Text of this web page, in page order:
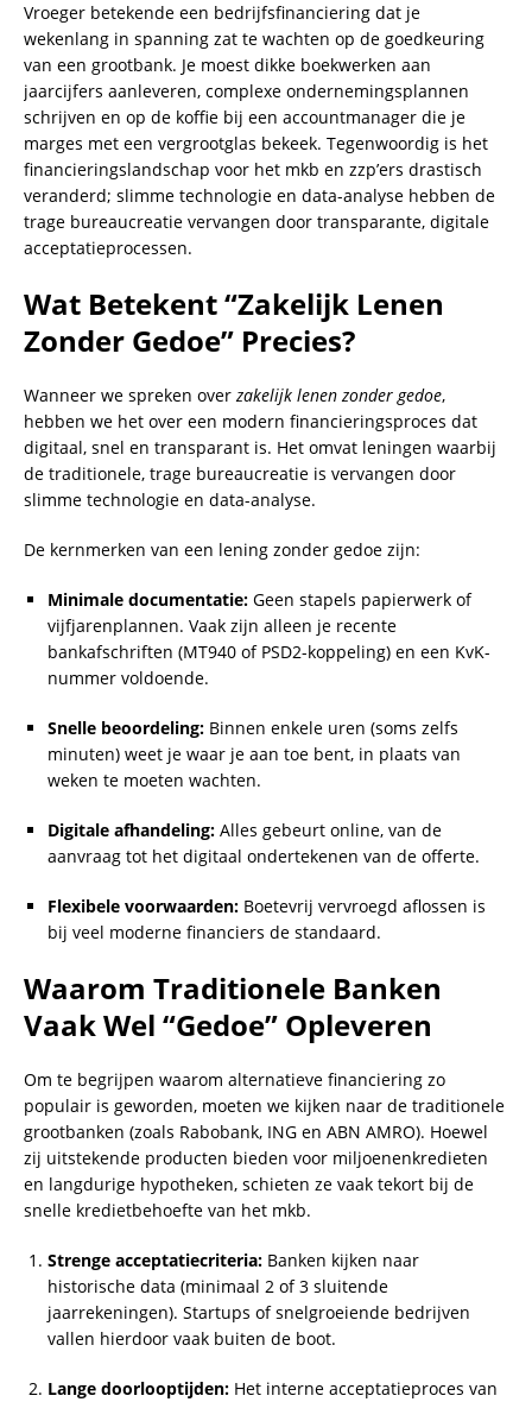
Vroeger betekende een bedrijfsfinanciering dat je
wekenlang in spanning zat te wachten op de goedkeuring
van een grootbank. Je moest dikke boekwerken aan
jaarcijfers aanleveren, complexe ondernemingsplannen
schrijven en op de koffie bij een accountmanager die je
marges met een vergrootglas bekeek. Tegenwoordig is het
financieringslandschap voor het mkb en zzp’ers drastisch
veranderd; slimme technologie en data-analyse hebben de
trage bureaucreatie vervangen door transparante, digitale
acceptatieprocessen.
Wat Betekent “Zakelijk Lenen
Zonder Gedoe” Precies?
Wanneer we spreken overzakelijk lenen zonder gedoe,
hebben we het over een modern financieringsproces dat
digitaal, snel en transparant is. Het omvat leningen waarbij
de traditionele, trage bureaucreatie is vervangen door
slimme technologie en data-analyse.
De kernmerken van een lening zonder gedoe zijn:
Minimale documentatie: Geen stapels papierwerk of
vijfjarenplannen. Vaak zijn alleen je recente
bankafschriften (MT940 of PSD2-koppeling) en een KvK-
nummer voldoende.
Snelle beoordeling: Binnen enkele uren (soms zelfs
minuten) weet je waar je aan toe bent, in plaats van
weken te moeten wachten.
Digitale afhandeling: Alles gebeurt online, van de
aanvraag tot het digitaal ondertekenen van de offerte.
Flexibele voorwaarden: Boetevrij vervroegd aflossen is
bij veel moderne financiers de standaard.
Waarom Traditionele Banken
Vaak Wel “Gedoe” Opleveren
Om te begrijpen waarom alternatieve financiering zo
populair is geworden, moeten we kijken naar de traditionele
grootbanken (zoals Rabobank, ING en ABN AMRO). Hoewel
zij uitstekende producten bieden voor miljoenenkredieten
en langdurige hypotheken, schieten ze vaak tekort bij de
snelle kredietbehoefte van het mkb.
Strenge acceptatiecriteria: Banken kijken naar
historische data (minimaal 2 of 3 sluitende
jaarrekeningen). Startups of snelgroeiende bedrijven
vallen hierdoor vaak buiten de boot.
Lange doorlooptijden: Het interne acceptatieproces van